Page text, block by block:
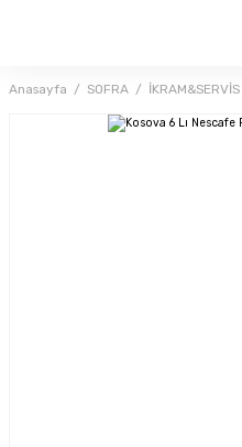
Anasayfa SOFRA İKRAM&SERVİS